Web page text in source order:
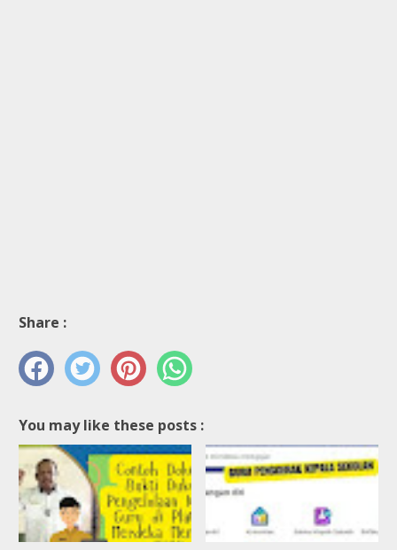
Share :
You may like these posts :